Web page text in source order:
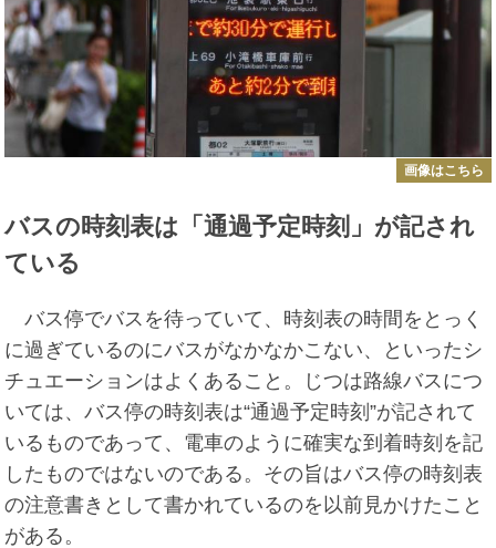
画像はこちら
バスの時刻表は「通過予定時刻」が記され
ている
バス停でバスを待っていて、時刻表の時間をとっく
に過ぎているのにバスがなかなかこない、といったシ
チュエーションはよくあること。じつは路線バスにつ
いては、バス停の時刻表は“通過予定時刻”が記されて
いるものであって、電車のように確実な到着時刻を記
したものではないのである。その旨はバス停の時刻表
の注意書きとして書かれているのを以前見かけたこと
がある。